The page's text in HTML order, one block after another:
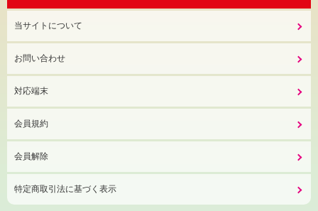
当サイトについて
お問い合わせ
対応端末
会員規約
会員解除
特定商取引法に基づく表示